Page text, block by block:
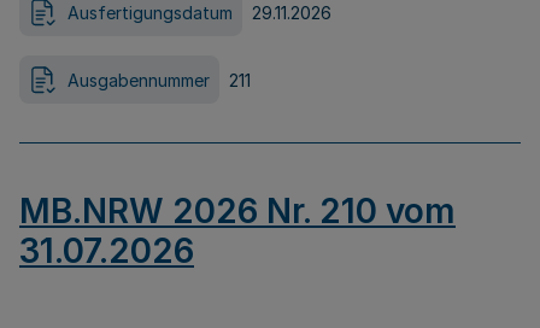
Ausfertigungsdatum 29.11.2026
Ausgabennummer 211
MB.NRW 2026 Nr. 210 vom
31.07.2026